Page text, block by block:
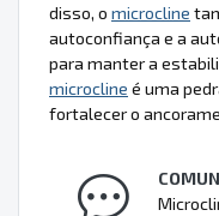
disso, o microcline
autoconfiança e a
para manter a
microcline é uma
fortalecer o